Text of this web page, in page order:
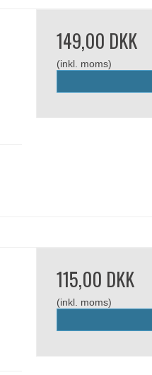
149,00 DKK
(inkl. moms)
115,00 DKK
(inkl. moms)